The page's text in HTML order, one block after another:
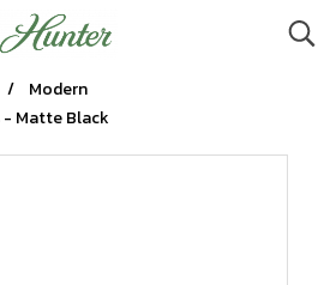
Modern
Matte Black